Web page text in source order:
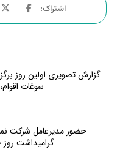
گزارش تصویری اولین روز
سوغات
حضور مدیرعامل شرکت
گرامیداشت روز